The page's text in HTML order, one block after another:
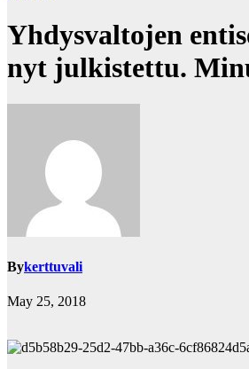
Yhdysvaltojen
nyt julkistettu.
Bykerttuvali
May 25, 2018